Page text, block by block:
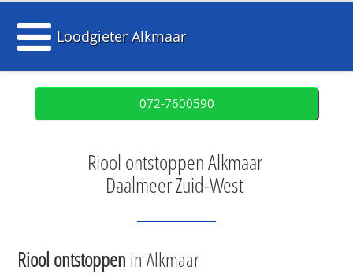
Loodgieter Alkmaar
072-7600590
Riool ontstoppen Alkmaar
Daalmeer Zuid-West
Riool ontstoppen in Alkmaar